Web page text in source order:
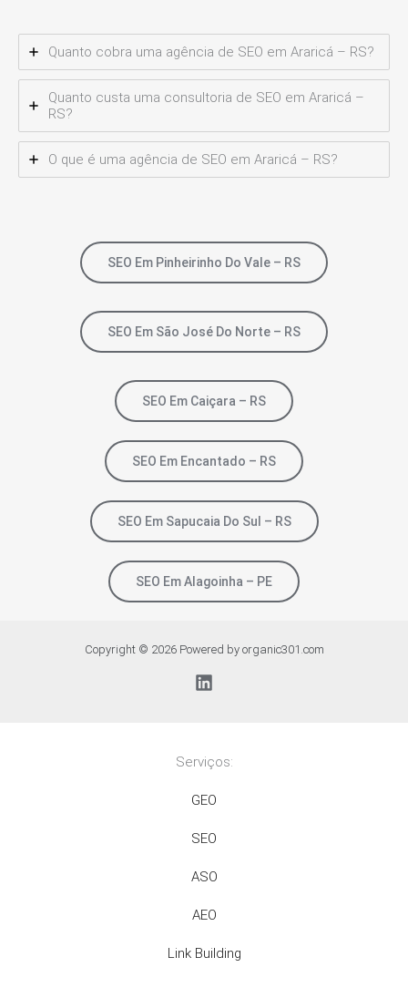
Quanto cobra uma agência de SEO em Araricá – RS?
Quanto custa uma consultoria de SEO em Araricá –
RS?
O que é uma agência de SEO em Araricá – RS?
SEO Em Pinheirinho Do Vale – RS
SEO Em São José Do Norte – RS
SEO Em Caiçara – RS
SEO Em Encantado – RS
SEO Em Sapucaia Do Sul – RS
SEO Em Alagoinha – PE
Copyright © 2026 Powered by organic301.com
Serviços:
GEO
SEO
ASO
AEO
Link Building